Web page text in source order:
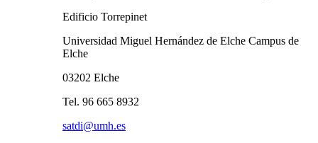
Edificio Torrepinet
Universidad Miguel Hernández de Elche Campus de
Elche
03202 Elche
Tel. 96 665 8932
satdi@umh.es